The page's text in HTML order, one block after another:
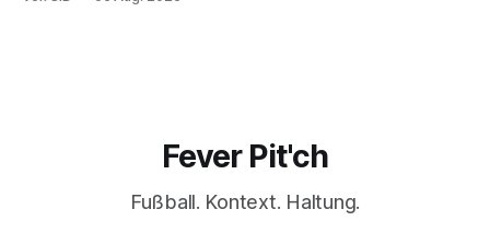
Fever Pit'ch
Fußball. Kontext. Haltung.